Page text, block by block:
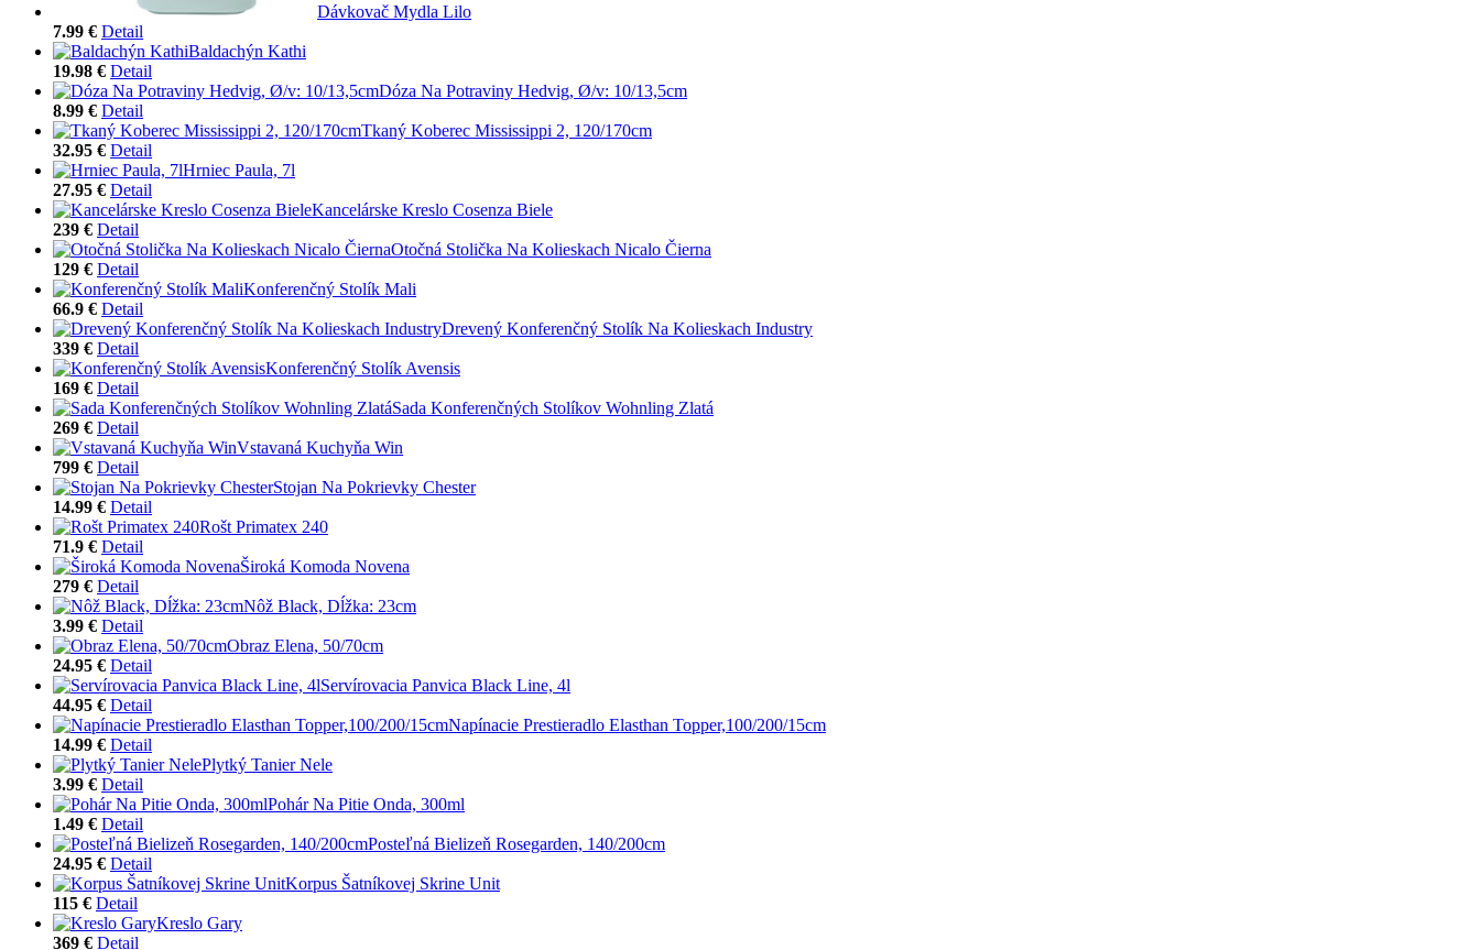
Dávkovač Mydla Lilo
7.99 € Detail
Baldachýn Kathi
19.98 € Detail
Dóza Na Potraviny Hedvig, Ø/v: 10/13,5cm
8.99 € Detail
Tkaný Koberec Mississippi 2, 120/170cm
32.95 € Detail
Hrniec Paula, 7l
27.95 € Detail
Kancelárske Kreslo Cosenza Biele
239 € Detail
Otočná Stolička Na Kolieskach Nicalo Čierna
129 € Detail
Konferenčný Stolík Mali
66.9 € Detail
Drevený Konferenčný Stolík Na Kolieskach Industry
339 € Detail
Konferenčný Stolík Avensis
169 € Detail
Sada Konferenčných Stolíkov Wohnling Zlatá
269 € Detail
Vstavaná Kuchyňa Win
799 € Detail
Stojan Na Pokrievky Chester
14.99 € Detail
Rošt Primatex 240
71.9 € Detail
Široká Komoda Novena
279 € Detail
Nôž Black, Dĺžka: 23cm
3.99 € Detail
Obraz Elena, 50/70cm
24.95 € Detail
Servírovacia Panvica Black Line, 4l
44.95 € Detail
Napínacie Prestieradlo Elasthan Topper,100/200/15cm
14.99 € Detail
Plytký Tanier Nele
3.99 € Detail
Pohár Na Pitie Onda, 300ml
1.49 € Detail
Posteľná Bielizeň Rosegarden, 140/200cm
24.95 € Detail
Korpus Šatníkovej Skrine Unit
115 € Detail
Kreslo Gary
369 € Detail